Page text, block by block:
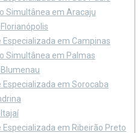
Simultânea em Aracaju
em Campinas
Simultânea em Palmas
em Sorocaba
em Ribeirão Preto